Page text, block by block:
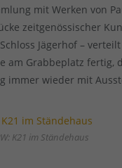
mit Werken von
zeitgenössischer
Jägerhof –
am Grabbeplatz fertig,
immer wieder mit
K21 im Ständehaus